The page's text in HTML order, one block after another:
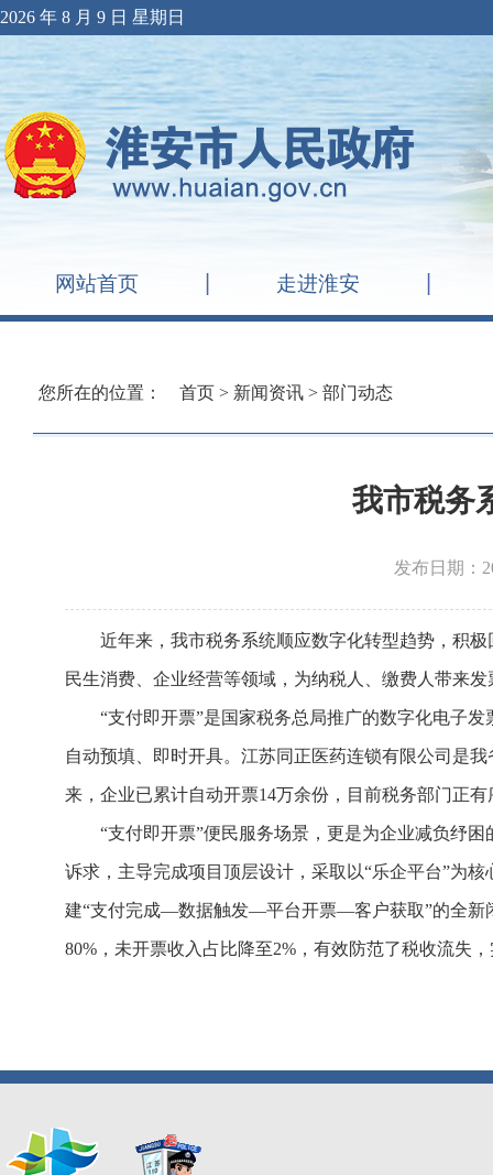
2026 年 8 月 9 日 星期日
网站首页 走进淮安
您所在的位置： 首页 > 新闻资讯 > 部门动态
我市税务
发布日期：
近年来，我市税务系统顺应数字化转型趋势，积
民生消费、企业经营等领域，为纳税人、缴费人带来发
“支付即开票”是国家税务总局推广的数字化电子
自动预填、即时开具。江苏同正医药连锁有限公司是
来，企业已累计自动开票14万余份，目前税务部门正
“支付即开票”便民服务场景，更是为企业减负纾
诉求，主导完成项目顶层设计，采取以“乐企平台”为
建“支付完成—数据触发—平台开票—客户获取”的全新
80%，未开票收入占比降至2%，有效防范了税收流失